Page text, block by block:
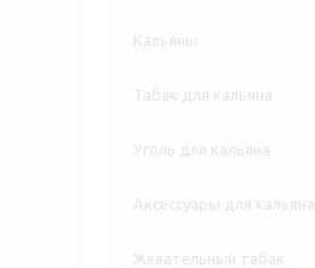
Кальяны
Табак для кальяна
Уголь для кальяна
Аксессуары для кальяна
Жевательный табак